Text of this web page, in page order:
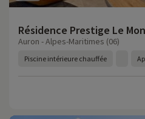
Résidence Prestige Le
Auron - Alpes-Maritimes (06)
Piscine intérieure chauffée